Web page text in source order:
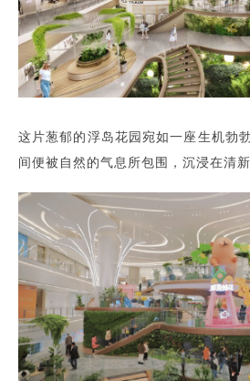
这片葱郁的浮岛花园宛如一座生机勃
间便被自然的气息所包围，沉浸在清